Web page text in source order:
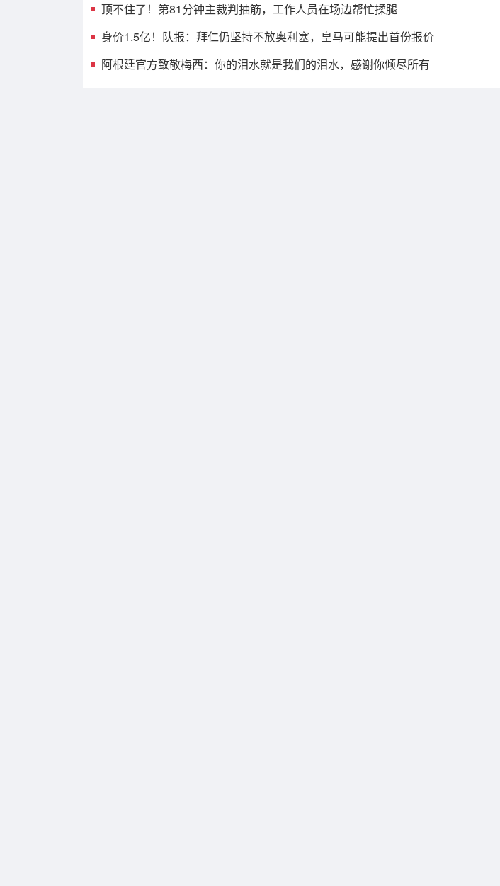
顶不住了！第81分钟主裁判抽筋，工作人员在场边帮忙揉腿
身价1.5亿！队报：拜仁仍坚持不放奥利塞，皇马可能提出首份报价
阿根廷官方致敬梅西：你的泪水就是我们的泪水，感谢你倾尽所有